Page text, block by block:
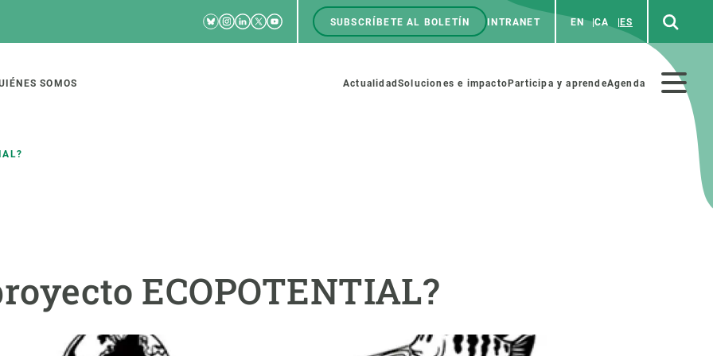
RRSS
Bluesky
Instagram
Linkedin
TwitterYoutube
Menú
top
SUBSCRÍBETE AL BOLETÍN INTRANET EN CA ES
SOMOS
Menú
Actualidad Soluciones e impacto Participa y aprendeAgenda
ECOPOTENTIAL?
de ecosistemas
Soluciones Estrategia de Recursos Humanos
COLABORA